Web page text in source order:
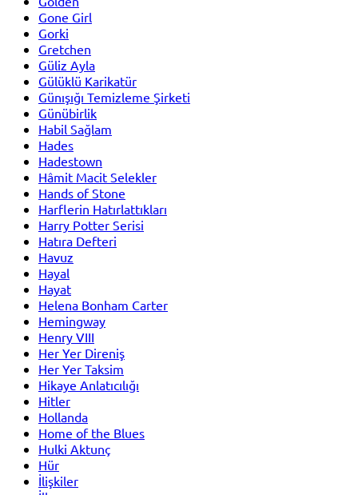
Gone Girl
Gorki
Gretchen
Güliz Ayla
Gülüklü Karikatür
Günışığı Temizleme Şirketi
Günübirlik
Habil Sağlam
Hades
Hadestown
Hâmit Macit Selekler
Hands of Stone
Harflerin Hatırlattıkları
Harry Potter Serisi
Hatıra Defteri
Havuz
Hayal
Hayat
Helena Bonham Carter
Hemingway
Henry VIII
Her Yer Direniş
Her Yer Taksim
Hikaye Anlatıcılığı
Hitler
Hollanda
Home of the Blues
Hulki Aktunç
Hür
İlişkiler